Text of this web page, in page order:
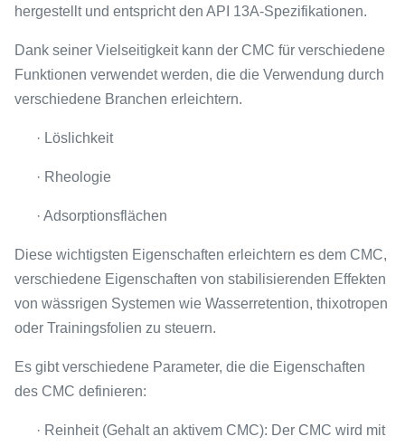
hergestellt und entspricht den API 13A-Spezifikationen.
Dank seiner Vielseitigkeit kann der CMC für verschiedene
Funktionen verwendet werden, die die Verwendung durch
verschiedene Branchen erleichtern.
· Löslichkeit
· Rheologie
· Adsorptionsflächen
Diese wichtigsten Eigenschaften erleichtern es dem CMC,
verschiedene Eigenschaften von stabilisierenden Effekten
von wässrigen Systemen wie Wasserretention, thixotropen
oder Trainingsfolien zu steuern.
Es gibt verschiedene Parameter, die die Eigenschaften
des CMC definieren:
· Reinheit (Gehalt an aktivem CMC): Der CMC wird mit